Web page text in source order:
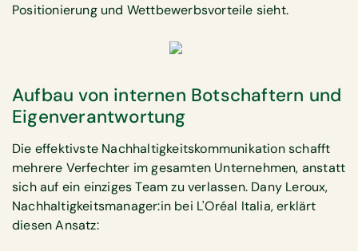
Positionierung und Wettbewerbsvorteile sieht.
Aufbau von internen Botschaftern und
Eigenverantwortung
Die effektivste Nachhaltigkeitskommunikation schafft
mehrere Verfechter im gesamten Unternehmen, anstatt
sich auf ein einziges Team zu verlassen. Dany Leroux,
Nachhaltigkeitsmanager:in bei L'Oréal Italia, erklärt
diesen Ansatz: